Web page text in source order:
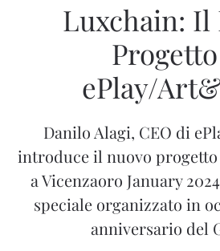
Luxchain: Il
ePlay/
Danilo Alagi, CEO di
introduce il nuovo progetto
a Vicenzaoro January
speciale organizzato in
anniversario del